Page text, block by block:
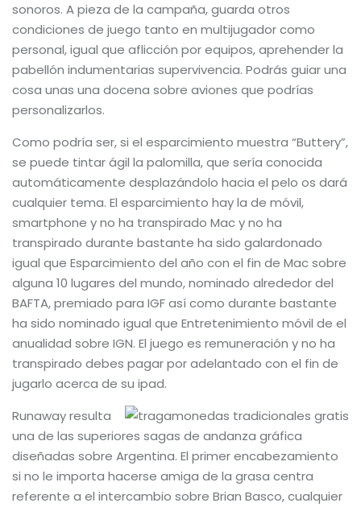
sonoros. A pieza de la campaña, guarda otros
condiciones de juego tanto en multijugador como
personal, igual que aflicción por equipos, aprehender la
pabellón indumentarias supervivencia. Podrás guiar una
cosa unas una docena sobre aviones que podrías
personalizarlos.
Como podrí­a ser, si el esparcimiento muestra “Buttery”,
se puede tintar ágil la palomilla, que sería conocida
automáticamente desplazándolo hacia el pelo os dará
cualquier tema. El esparcimiento hay la de móvil,
smartphone y no ha transpirado Mac y no ha
transpirado durante bastante ha sido galardonado
igual que Esparcimiento del año con el fin de Mac sobre
alguna 10 lugares del mundo, nominado alrededor del
BAFTA, premiado para IGF así­ como durante bastante
ha sido nominado igual que Entretenimiento móvil de el
anualidad sobre IGN. El juego es remuneración y no ha
transpirado debes pagar por adelantado con el fin de
jugarlo acerca de su ipad.
Runaway resulta
una de las superiores sagas de andanza gráfica
diseñadas sobre Argentina. El primer encabezamiento
si no le importa hacerse amiga de la grasa centra
referente a el intercambio sobre Brian Basco, cualquier